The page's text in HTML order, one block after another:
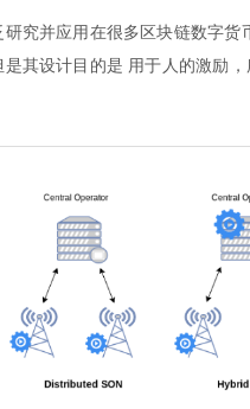
究并应用在很多区块链数字
其设计目的是 用于人的激励